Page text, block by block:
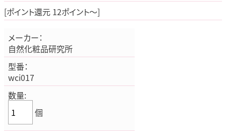
[ポイント還元 12ポイント～]
メーカー：
自然化粧品研究所
型番：
wci017
数量:
個